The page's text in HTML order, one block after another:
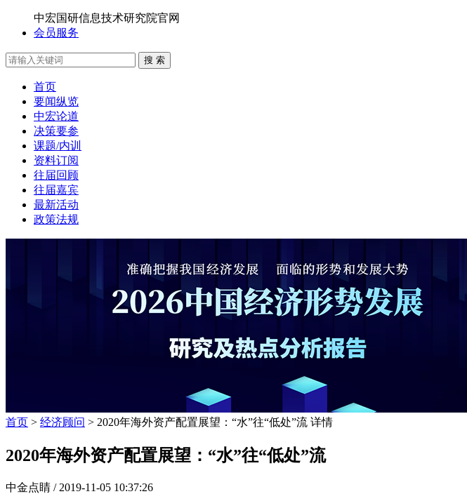
中宏国研信息技术研究院官网
会员服务
搜 索
首页
要闻纵览
中宏论道
决策要参
课题/内训
资料订阅
往届回顾
往届嘉宾
最新活动
政策法规
首页 > 经济顾问 > 2020年海外资产配置展望：“水”往“低处”流 详情
2020年海外资产配置展望：“水”往“低处”流
中金点睛 / 2019-11-05 10:37:26